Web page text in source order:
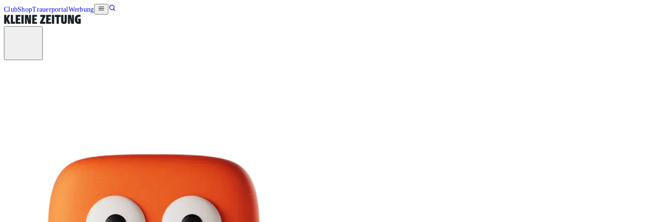
ClubShopTrauerportalWerbung